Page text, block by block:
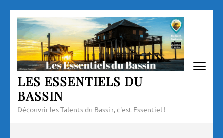
Aller
contenu
(Pressez
Entrée)
LES ESSENTIELS DU
BASSIN
Découvrir les Talents du Bassin, c'est Essentiel !